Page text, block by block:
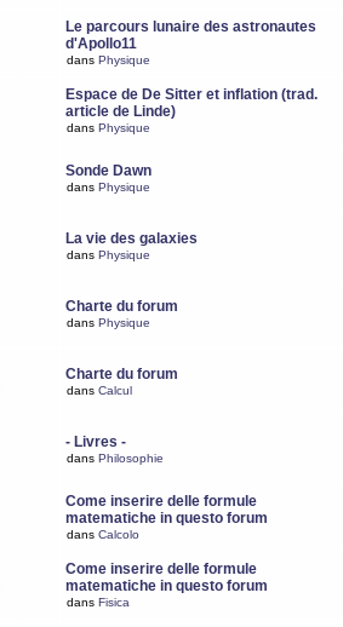
Le parcours lunaire des astronautes
d'Apollo11
dans Physique
Espace de De Sitter et inflation (trad.
article de Linde)
dans Physique
Sonde Dawn
dans Physique
La vie des galaxies
dans Physique
Charte du forum
dans Physique
Charte du forum
dans Calcul
- Livres -
dans Philosophie
Come inserire delle formule
matematiche in questo forum
dans Calcolo
Come inserire delle formule
matematiche in questo forum
dans Fisica